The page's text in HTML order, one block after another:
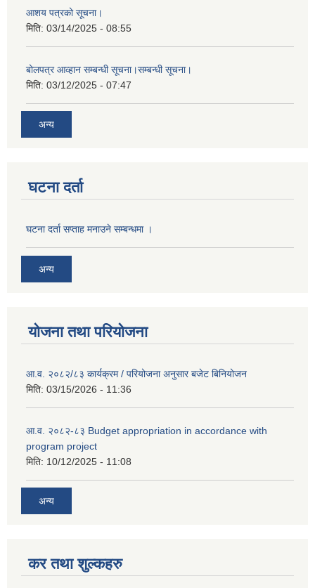
आशय पत्रको सूचना।
मिति: 03/14/2025 - 08:55
बोलपत्र आव्हान सम्बन्धी सूचना।सम्बन्धी सूचना।
मिति: 03/12/2025 - 07:47
अन्य
घटना दर्ता
घटना दर्ता सप्ताह मनाउने सम्बन्धमा ।
अन्य
योजना तथा परियोजना
आ.व. २०८२/८३ कार्यक्रम / परियोजना अनुसार बजेट बिनियोजन
मिति: 03/15/2026 - 11:36
आ.व. २०८२-८३ Budget appropriation in accordance with
program project
मिति: 10/12/2025 - 11:08
अन्य
कर तथा शुल्कहरु